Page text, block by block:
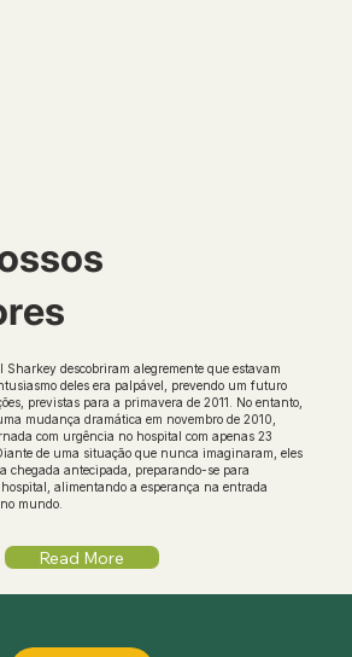
Sharkey descobriram alegremente que estavam
deles era palpável, prevendo um futuro
previstas para a primavera de 2011. No entanto,
mudança dramática em novembro de 2010,
com urgência no hospital com apenas 23
de uma situação que nunca imaginaram, eles
chegada antecipada, preparando-se para
alimentando a esperança na entrada
mundo.
Read More